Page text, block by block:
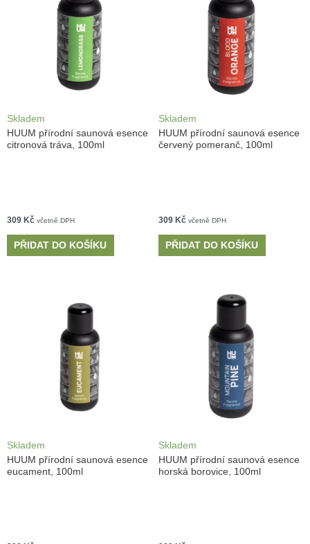
Skladem
HUUM přírodní saunová esence
citronová tráva, 100ml
309 Kč včetně DPH
PŘIDAT DO KOŠÍKU
Skladem
HUUM přírodní saunová esence
červený pomeranč, 100ml
309 Kč včetně DPH
PŘIDAT DO KOŠÍKU
Skladem
HUUM přírodní saunová esence
eucament, 100ml
Skladem
HUUM přírodní saunová esence
horská borovice, 100ml